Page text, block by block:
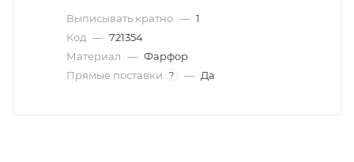
Выписывать кратно — 1
Код — 721354
Материал — Фарфор
Прямые поставки
? — Да